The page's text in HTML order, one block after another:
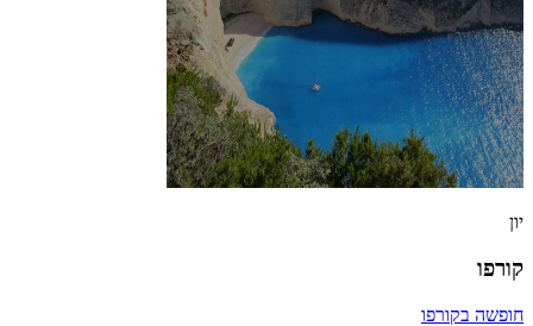
יון
קורפו
חופשה בקורפו